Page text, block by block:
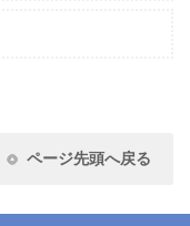
ページ先頭へ戻る